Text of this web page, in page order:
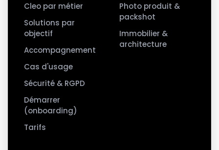
Cleo par métier
Solutions par
objectif
Accompagnement
Cas d'usage
Sécurité & RGPD
Démarrer
(onboarding)
Tarifs
Photo produit &
packshot
Immobilier &
architecture